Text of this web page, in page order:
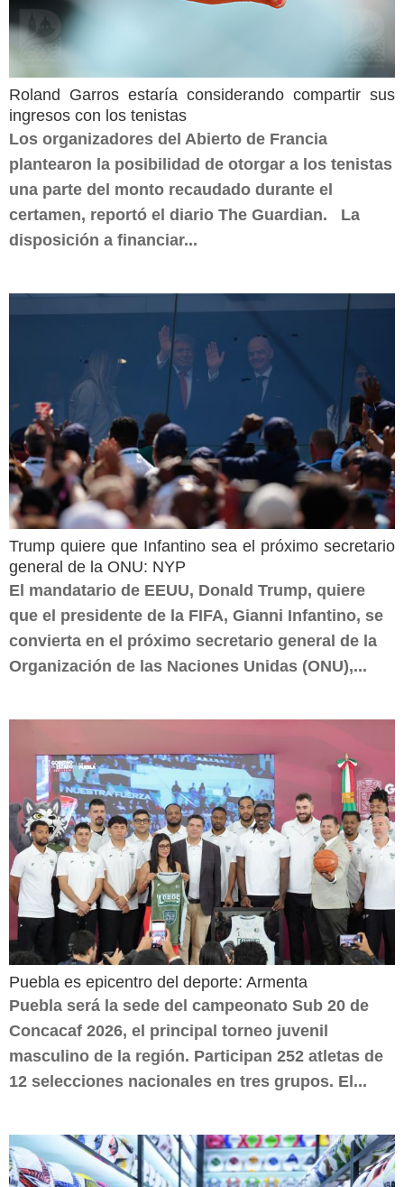
Roland Garros estaría considerando compartir sus
ingresos con los tenistas
Los organizadores del Abierto de Francia
plantearon la posibilidad de otorgar a los tenistas
una parte del monto recaudado durante el
certamen, reportó el diario The Guardian. La
disposición a financiar...
Trump quiere que Infantino sea el próximo secretario
general de la ONU: NYP
El mandatario de EEUU, Donald Trump, quiere
que el presidente de la FIFA, Gianni Infantino, se
convierta en el próximo secretario general de la
Organización de las Naciones Unidas (ONU),...
Puebla es epicentro del deporte: Armenta
Puebla será la sede del campeonato Sub 20 de
Concacaf 2026, el principal torneo juvenil
masculino de la región. Participan 252 atletas de
12 selecciones nacionales en tres grupos. El...